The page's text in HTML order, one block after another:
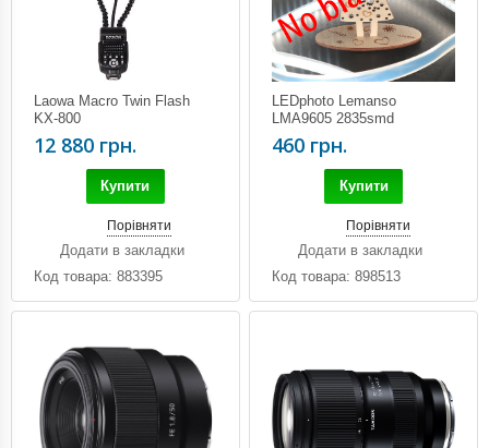
Laowa Macro Twin Flash
KX-800
12 880 грн.
Купити
Порівняти
Додати в закладки
Код товара: 883395
LEDphoto Lemanso
LMA9605 2835smd
120leds/m 12v 5m бухта
12W 10LM/Led IP65 6500K
460 грн.
Купити
Порівняти
Додати в закладки
Код товара: 898513